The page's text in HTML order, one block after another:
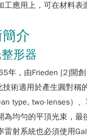
工應用上，可在材料表
介
形器
年，由Frieden [2]開
技術適用於產生圓對
type, two-lenses）
為均勻的平頂光束，
雷射系統也必須使用